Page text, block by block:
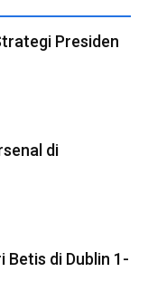
Presiden
di
Betis di Dublin 1-